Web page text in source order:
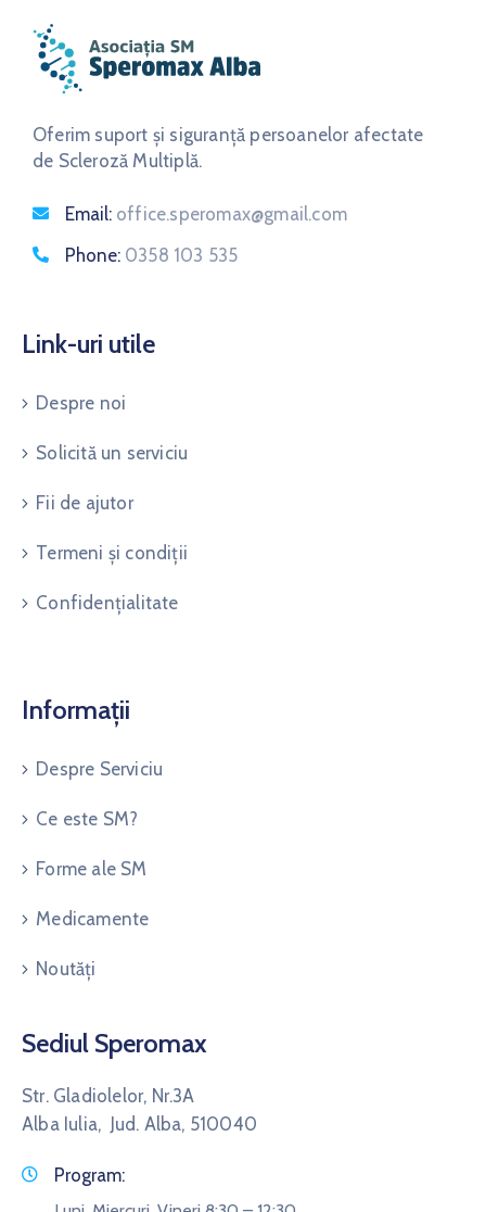
Oferim suport și siguranță persoanelor afectate
de Scleroză Multiplă.
Email: office.speromax@gmail.com
Phone: 0358 103 535
Link-uri utile
Despre noi
Solicită un serviciu
Fii de ajutor
Termeni și condiții
Confidențialitate
Informații
Despre Serviciu
Ce este SM?
Forme ale SM
Medicamente
Noutăți
Sediul Speromax
Str. Gladiolelor, Nr.3A
Alba Iulia, Jud. Alba, 510040
Program: